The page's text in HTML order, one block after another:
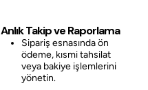
Anlık Takip ve Raporlama
Sipariş esnasında ön
ödeme, kısmi tahsilat
veya bakiye işlemlerini
yönetin.